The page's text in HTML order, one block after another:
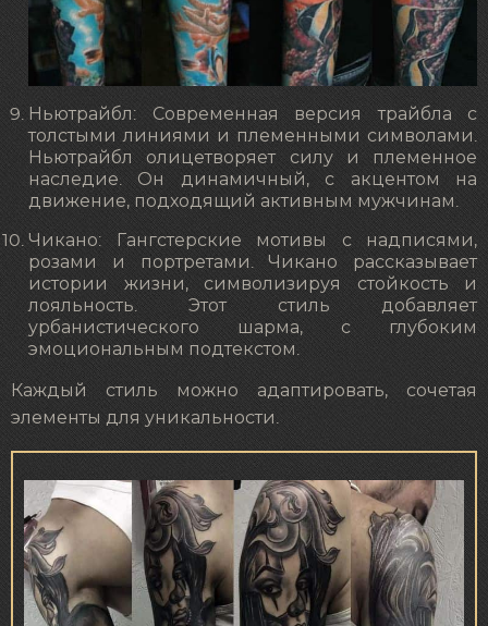
Ньютрайбл: Современная версия трайбла с
толстыми линиями и племенными символами.
Ньютрайбл олицетворяет силу и племенное
наследие. Он динамичный, с акцентом на
движение, подходящий активным мужчинам.
Чикано: Гангстерские мотивы с надписями,
розами и портретами. Чикано рассказывает
истории жизни, символизируя стойкость и
лояльность. Этот стиль добавляет
урбанистического шарма, с глубоким
эмоциональным подтекстом.
Каждый стиль можно адаптировать, сочетая
элементы для уникальности.